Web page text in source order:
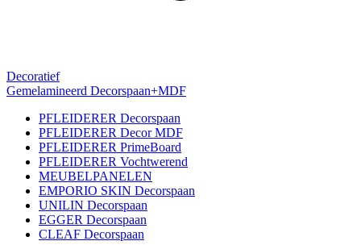
Decoratief
Gemelamineerd Decorspaan+MDF
PFLEIDERER Decorspaan
PFLEIDERER Decor MDF
PFLEIDERER PrimeBoard
PFLEIDERER Vochtwerend
MEUBELPANELEN
EMPORIO SKIN Decorspaan
UNILIN Decorspaan
EGGER Decorspaan
CLEAF Decorspaan